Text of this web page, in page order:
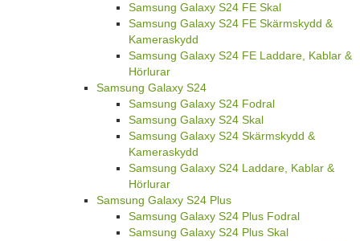
Samsung Galaxy S24 FE Skal
Samsung Galaxy S24 FE Skärmskydd &
Kameraskydd
Samsung Galaxy S24 FE Laddare, Kablar &
Hörlurar
Samsung Galaxy S24
Samsung Galaxy S24 Fodral
Samsung Galaxy S24 Skal
Samsung Galaxy S24 Skärmskydd &
Kameraskydd
Samsung Galaxy S24 Laddare, Kablar &
Hörlurar
Samsung Galaxy S24 Plus
Samsung Galaxy S24 Plus Fodral
Samsung Galaxy S24 Plus Skal